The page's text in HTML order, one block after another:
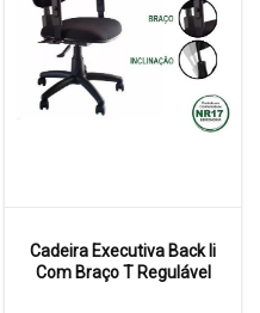
Cadeira Executiva Back Ii
Com Braço T Regulável